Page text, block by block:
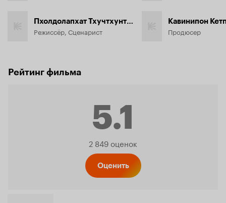
Пхолдолапхат Тхучтхунтхимарат
Режиссёр, Сценарист
Кавинипон
Продюсер
Рейтинг фильма
5.1
Рейтинг
2 849 оценок
Оценить